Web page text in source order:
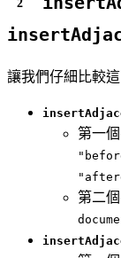
讓我們仔細比較這
第一
第二